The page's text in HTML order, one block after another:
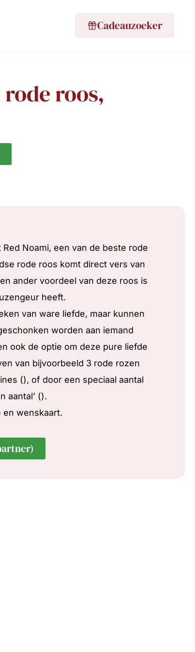
Cadeauzoeker
roos,
Noami, een van de beste rode
rode roos komt direct vers van
ander voordeel van deze roos is
heeft.
van ware liefde, maar kunnen
worden aan iemand
ook de optie om deze pure liefde
van bijvoorbeeld 3 rode rozen
(), of door een speciaal aantal
aantal’ ().
en wenskaart.